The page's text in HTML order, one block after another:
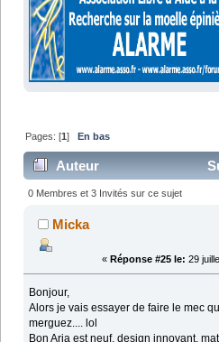
Pages: [1] En bas
Auteur
1,5kg (Lu 22867 fois)
0 Membres et 3 Invités sur ce sujet
Micka
« Réponse #25 le: 29
Bonjour,
Alors je vais essayer de faire le mec
merguez.... lol
Bon Aria est neuf, design innovant,